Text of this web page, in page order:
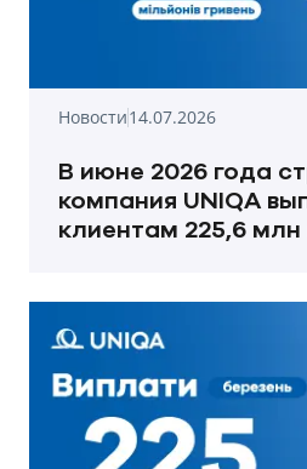
Новости14.07.2026
В июне 2026 года
компания UNIQA
клиентам 225,6 млн